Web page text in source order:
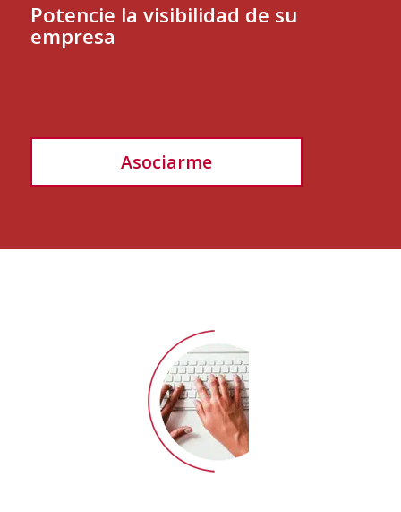
Potencie la visibilidad de su
empresa
Asociarme